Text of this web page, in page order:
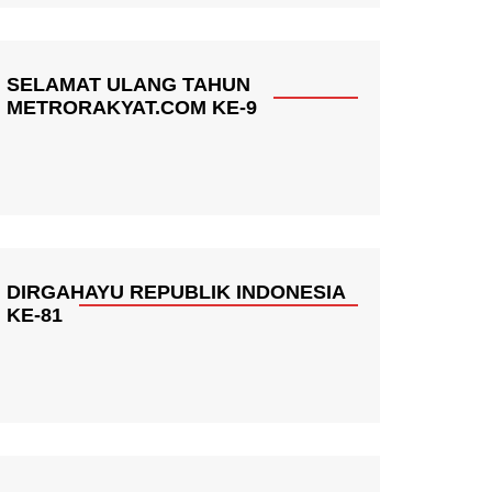
SELAMAT ULANG TAHUN
METRORAKYAT.COM KE-9
DIRGAHAYU REPUBLIK INDONESIA
KE-81